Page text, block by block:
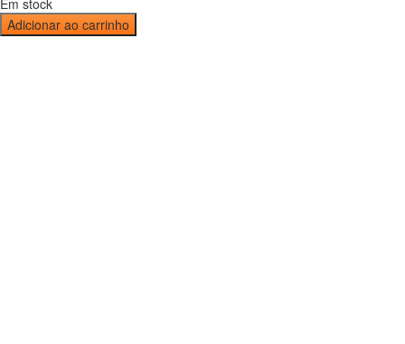
Em stock
Adicionar ao carrinho